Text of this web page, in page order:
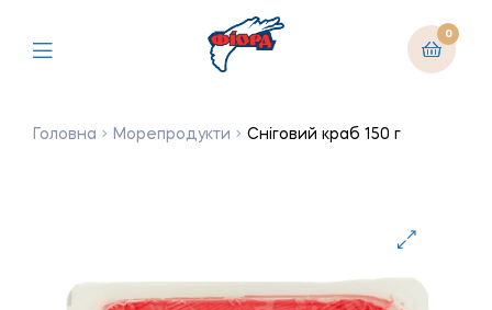
0
Головна Морепродукти Сніговий краб 150 г
🔍